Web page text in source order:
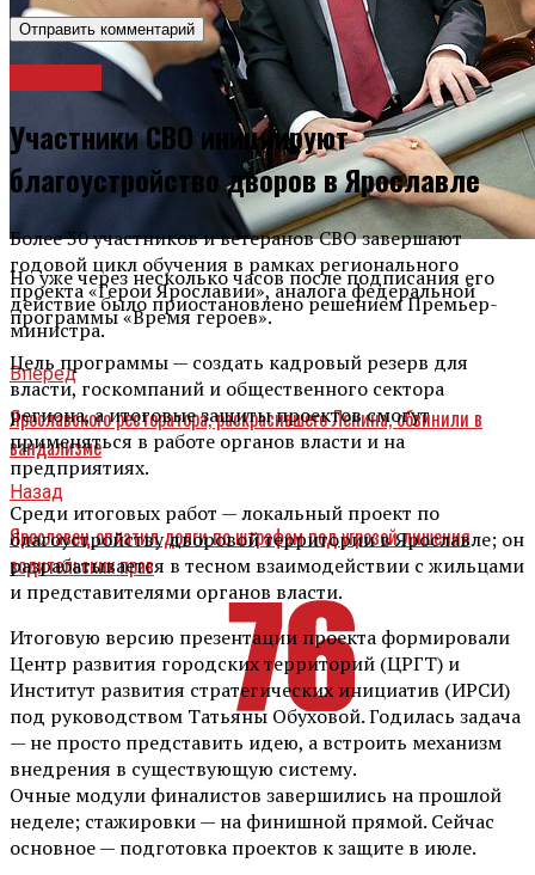
Но уже через несколько часов после подписания его
действие было приостановлено решением Премьер-
министра.
Вперед
Ярославского ресторатора, раскрасившего Ленина, обвинили в
вандализме
Назад
Ярославец оплатил долги по штрафам под угрозой лишения
водительских прав
Участники СВО инициируют
благоустройство дворов в Ярославле
Более 30 участников и ветеранов СВО завершают
годовой цикл обучения в рамках регионального
проекта «Герои Ярославии», аналога федеральной
программы «Время героев».
Цель программы — создать кадровый резерв для
власти, госкомпаний и общественного сектора
региона, а итоговые защиты проектов смогут
применяться в работе органов власти и на
предприятиях.
Среди итоговых работ — локальный проект по
благоустройству дворовой территории в Ярославле; он
разрабатывается в тесном взаимодействии с жильцами
и представителями органов власти.
Итоговую версию презентации проекта формировали
Центр развития городских территорий (ЦРГТ) и
Институт развития стратегических инициатив (ИРСИ)
под руководством Татьяны Обуховой. Годилась задача
— не просто представить идею, а встроить механизм
внедрения в существующую систему.
Очные модули финалистов завершились на прошлой
неделе; стажировки — на финишной прямой. Сейчас
основное — подготовка проектов к защите в июле.